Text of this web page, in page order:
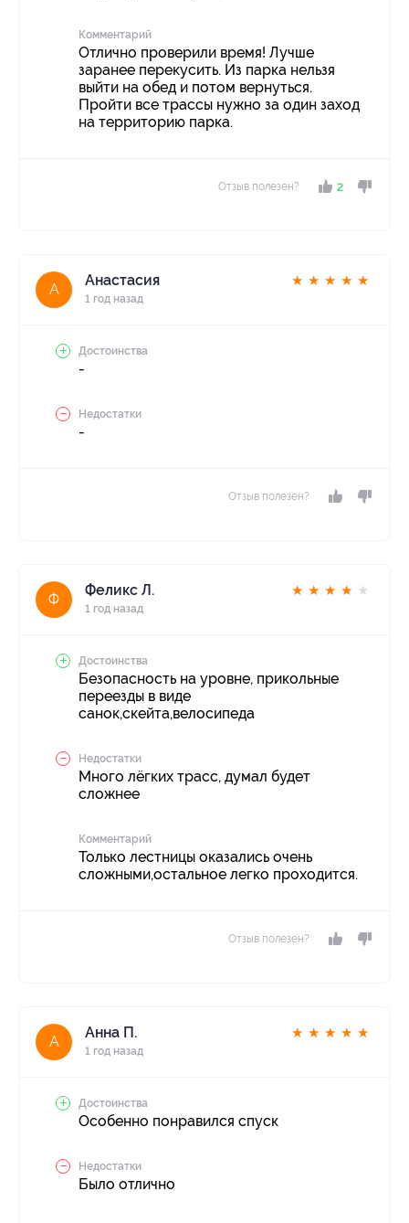
Комментарий
Отлично проверили время! Лучше
заранее перекусить. Из парка нельзя
выйти на обед и потом вернуться.
Пройти все трассы нужно за один заход
на территорию парка.
Отзыв полезен? 2
А
Анастасия
1 год назад
★ ★ ★ ★ ★
Достоинства
-
Недостатки
-
Отзыв полезен?
Ф
Феликс Л.
1 год назад
★ ★ ★ ★ ★
Достоинства
Безопасность на уровне, прикольные
переезды в виде
санок,скейта,велосипеда
Недостатки
Много лёгких трасс, думал будет
сложнее
Комментарий
Только лестницы оказались очень
сложными,остальное легко проходится.
Отзыв полезен?
А
Анна П.
1 год назад
★ ★ ★ ★ ★
Достоинства
Особенно понравился спуск
Недостатки
Было отлично